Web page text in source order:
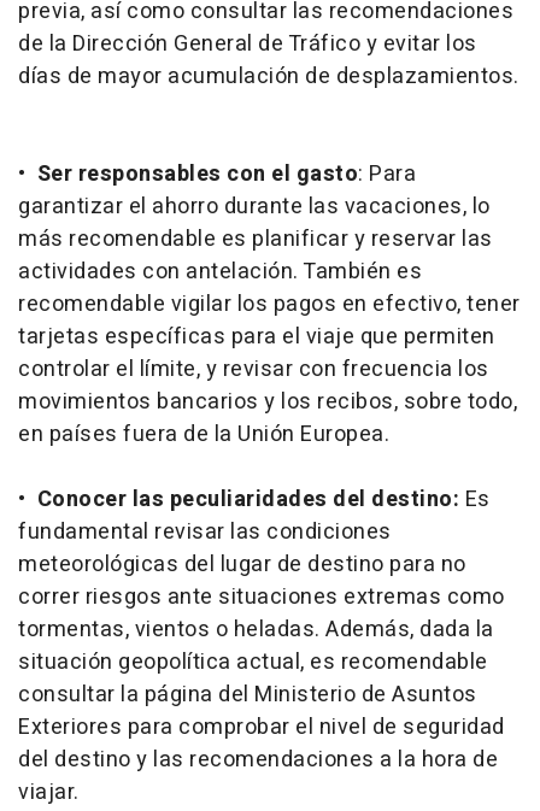
previa, así como consultar las recomendaciones
de la Dirección General de Tráfico y evitar los
días de mayor acumulación de desplazamientos.
• Ser responsables con el gasto: Para
garantizar el ahorro durante las vacaciones, lo
más recomendable es planificar y reservar las
actividades con antelación. También es
recomendable vigilar los pagos en efectivo, tener
tarjetas específicas para el viaje que permiten
controlar el límite, y revisar con frecuencia los
movimientos bancarios y los recibos, sobre todo,
en países fuera de la Unión Europea.
• Conocer las peculiaridades del destino: Es
fundamental revisar las condiciones
meteorológicas del lugar de destino para no
correr riesgos ante situaciones extremas como
tormentas, vientos o heladas. Además, dada la
situación geopolítica actual, es recomendable
consultar la página del Ministerio de Asuntos
Exteriores para comprobar el nivel de seguridad
del destino y las recomendaciones a la hora de
viajar.